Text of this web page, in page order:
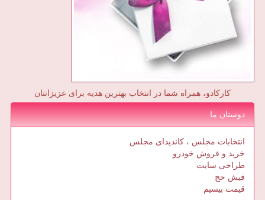
کارکادو، همراه شما در انتخاب بهترین هدیه برای عزیزانتان
دوستان ما
انتخابات مجلس ، کاندیدای مجلس
خرید و فروش خودرو
طراحی سایت
فیش حج
قیمت بیسیم